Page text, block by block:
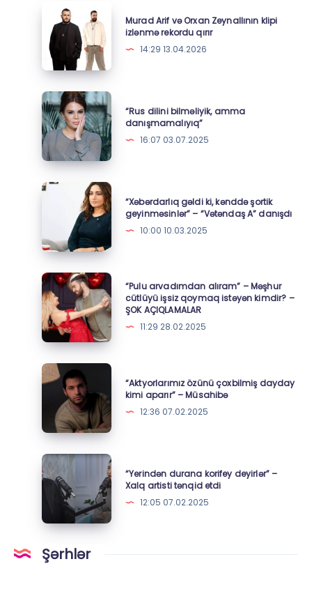
Murad
Arif
və
Orxan
Zeynallının
klipi
izlənmə
rekordu
qırır
Murad Arif və Orxan Zeynallının klipi
izlənmə rekordu qırır
14:29 13.04.2026
“Rus
dilini
bilməliyik,
amma
danışmamalıyıq”
“Rus dilini bilməliyik, amma
danışmamalıyıq”
16:07 03.07.2025
“Xəbərdarlıq
kənddə
şortik
geyinməsinlər”
–
“Vətəndaş
A”
danışdı
“Xəbərdarlıq gəldi ki, kənddə şortik
geyinməsinlər” – “Vətəndaş A” danışdı
10:00 10.03.2025
“Pulu
arvadımdan
alıram”
–
Məşhur
cütlüyü
işsiz
qoymaq
istəyən
kimdir?
–
ŞOK
AÇIQLAMALAR
“Pulu arvadımdan alıram” – Məşhur
cütlüyü işsiz qoymaq istəyən kimdir? –
ŞOK AÇIQLAMALAR
11:29 28.02.2025
“Aktyorlarımız
özünü
çoxbilmiş
dayday
kimi
aparır”
–
Müsahibə
“Aktyorlarımız özünü çoxbilmiş dayday
kimi aparır” – Müsahibə
12:36 07.02.2025
“Yerindən
durana
korifey
deyirlər”
Xalq
artisti
“Yerindən durana korifey deyirlər” –
Xalq artisti tənqid etdi
12:05 07.02.2025
Şərhlər